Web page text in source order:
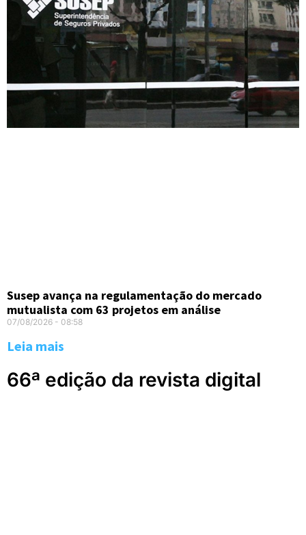
Susep avança na regulamentação do mercado
mutualista com 63 projetos em análise
07/08/2026 08:58
Leia mais
66ª edição da revista digital